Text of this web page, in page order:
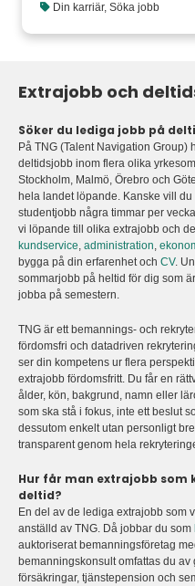
Din karriär, Söka jobb
Extrajobb och
Söker du lediga jobb på
På TNG (Talent Navigation
deltidsjobb inom flera olika
Stockholm, Malmö, Örebro och
hela landet löpande. Kanske vill
studentjobb några timmar per
vi löpande till olika extrajobb och
kundservice, administration,
bygga på din erfarenhet och CV.
sommarjobb på heltid för dig som
jobba på semestern.
TNG är ett bemannings- och
fördomsfri och datadriven
ser din kompetens ur flera
extrajobb fördomsfritt. Du får en
ålder, kön, bakgrund, namn eller
som ska stå i fokus, inte ett beslut
dessutom enkelt utan personligt
transparent genom hela
Hur får man extrajobb som
deltid?
En del av de lediga extrajobb som
anställd av TNG. Då jobbar du som
auktoriserat bemanningsföretag
bemanningskonsult omfattas du
försäkringar, tjänstepension och